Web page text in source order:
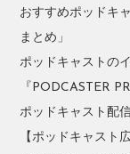
おすすめポッドキ
まとめ」
ポッドキャストの
『PODCASTER
ポッドキャスト配
【ポッドキャスト